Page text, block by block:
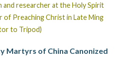
and researcher at the Holy Spirit
of Preaching Christ in Late Ming
to Tripod)
Martyrs of China Canonized